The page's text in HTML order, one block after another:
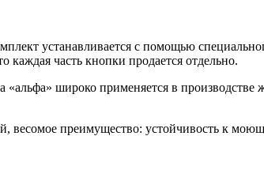
устанавливается с помощью
каждая часть кнопки продается отдельно.
широко применяется в
весомое преимущество: устойчивость к